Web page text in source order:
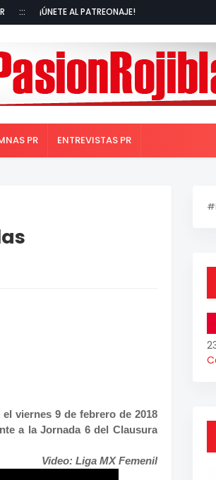
::: ¡ÚNETE AL PATREONAJE!
PR ENTREVISTAS PR
viernes 9 de febrero de 2018
a la Jornada 6 del Clausura
Video: Liga MX Femenil